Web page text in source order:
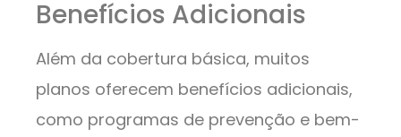
Benefícios Adicionais
Além da cobertura básica, muitos
planos oferecem benefícios adicionais,
como programas de prevenção e bem-